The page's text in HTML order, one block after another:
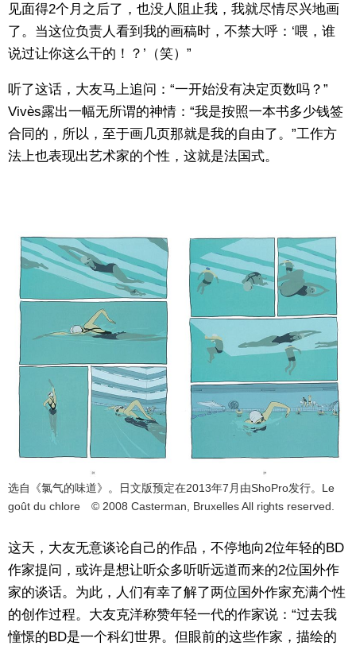
见面得2个月之后了，也没人阻止我，我就尽情尽兴地画
了。当这位负责人看到我的画稿时，不禁大呼：‘喂，谁
说过让你这么干的！？’（笑）”
听了这话，大友马上追问：“一开始没有决定页数吗？”
Vivès露出一幅无所谓的神情：“我是按照一本书多少钱签
合同的，所以，至于画几页那就是我的自由了。”工作方
法上也表现出艺术家的个性，这就是法国式。
选自《氯气的味道》。日文版预定在2013年7月由ShoPro发行。Le
goût du chlore © 2008 Casterman, Bruxelles All rights reserved.
这天，大友无意谈论自己的作品，不停地向2位年轻的BD
作家提问，或许是想让听众多听听远道而来的2位国外作
家的谈话。为此，人们有幸了解了两位国外作家充满个性
的创作过程。大友克洋称赞年轻一代的作家说：“过去我
憧憬的BD是一个科幻世界。但眼前的这些作家，描绘的